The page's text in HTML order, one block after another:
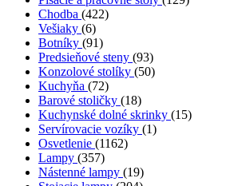
Chodba (422)
Vešiaky (6)
Botníky (91)
Predsieňové steny (93)
Konzolové stolíky (50)
Kuchyňa (72)
Barové stoličky (18)
Kuchynské dolné skrinky (15)
Servírovacie vozíky (1)
Osvetlenie (1162)
Lampy (357)
Nástenné lampy (19)